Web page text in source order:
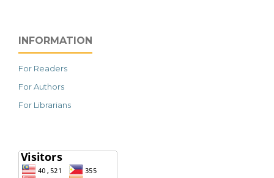
INFORMATION
For Readers
For Authors
For Librarians